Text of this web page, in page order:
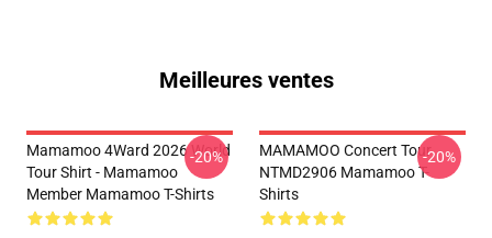
Meilleures ventes
Mamamoo 4Ward 2026 World
Tour Shirt - Mamamoo
Member Mamamoo T-Shirts
-20%
MAMAMOO Concert Tour
NTMD2906 Mamamoo T-
Shirts
-20%